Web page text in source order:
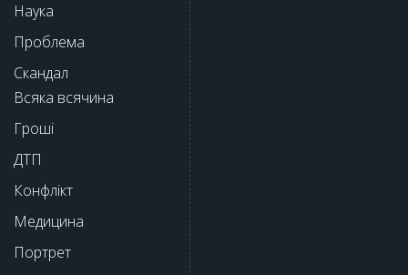
Наука
Проблема
Скандал
Всяка всячина
Гроші
ДТП
Конфлікт
Медицина
Портрет